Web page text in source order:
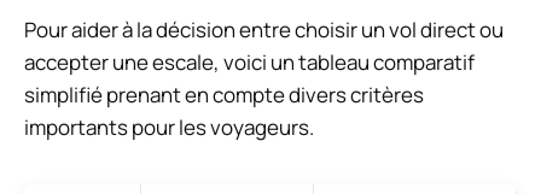
Pour aider à la décision entre choisir un vol direct ou
accepter une escale, voici un tableau comparatif
simplifié prenant en compte divers critères
importants pour les voyageurs.